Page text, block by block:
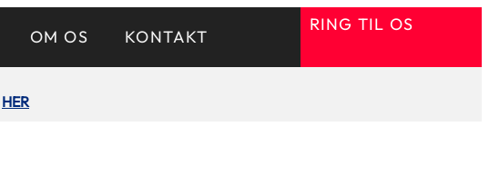
OM OS KONTAKT
RING TIL OS
HER